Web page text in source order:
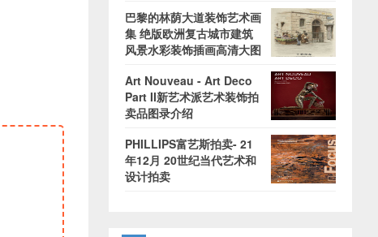
巴黎的林荫大道装饰艺术画
集 绝版欧洲复古城市建筑
风景水彩装饰插画高清大图
Art Nouveau - Art Deco
Part II新艺术派艺术装饰拍
卖品图录介绍
PHILLIPS富艺斯拍卖- 21
年12月 20世纪当代艺术和
设计拍卖